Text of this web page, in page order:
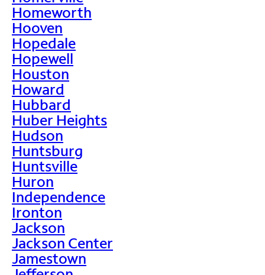
Homeworth
Hooven
Hopedale
Hopewell
Houston
Howard
Hubbard
Huber Heights
Hudson
Huntsburg
Huntsville
Huron
Independence
Ironton
Jackson
Jackson Center
Jamestown